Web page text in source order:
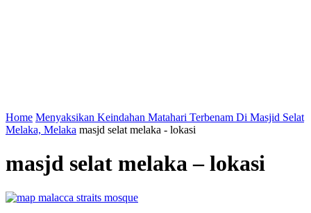
Home Menyaksikan Keindahan Matahari Terbenam Di Masjid Selat
Melaka, Melaka masjd selat melaka - lokasi
masjd selat melaka – lokasi